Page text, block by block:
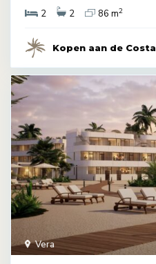
2
2 86 m2
Kopen aan de Costa
Vera